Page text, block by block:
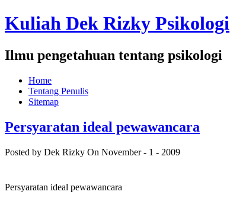
Kuliah Dek Rizky Psikologi
Ilmu pengetahuan tentang psikologi
Home
Tentang Penulis
Sitemap
Persyaratan ideal pewawancara
Posted by Dek Rizky On November - 1 - 2009
Persyaratan ideal pewawancara